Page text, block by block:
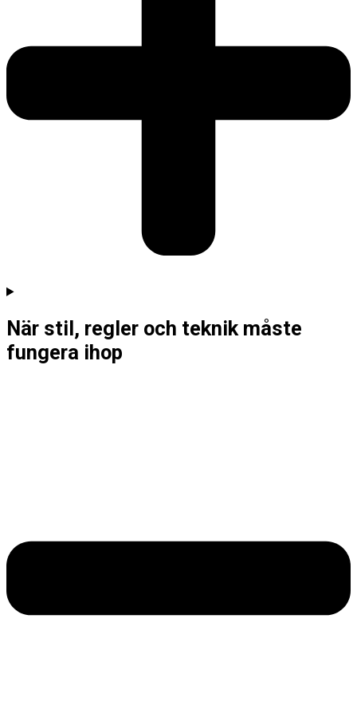
När stil, regler och teknik måste
fungera ihop